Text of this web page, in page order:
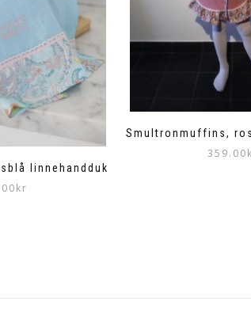
linnehandduk
kr
Smultronmuffins,
359.00